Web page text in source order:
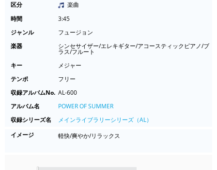
区分
楽曲
時間
3:45
ジャンル
フュージョン
楽器
シンセサイザー/エレキギター/アコースティックピアノ/ブ
ラス/フルート
キー
メジャー
テンポ
フリー
収録アルバムNo. AL-600
アルバム名
POWER OF SUMMER
収録シリーズ名
メインライブラリーシリーズ（AL）
イメージ
軽快/爽やか/リラックス